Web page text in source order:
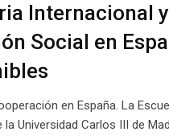
Internacional
Social en
en España. La
la Universidad Carlos III de